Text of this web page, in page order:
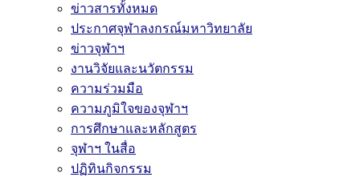
ข่าวสารทั้งหมด
ประกาศจุฬาลงกรณ์มหาวิทยาลัย
ข่าวจุฬาฯ
งานวิจัยและนวัตกรรม
ความร่วมมือ
ความภูมิใจของจุฬาฯ
การศึกษาและหลักสูตร
จุฬาฯ ในสื่อ
ปฏิทินกิจกรรม